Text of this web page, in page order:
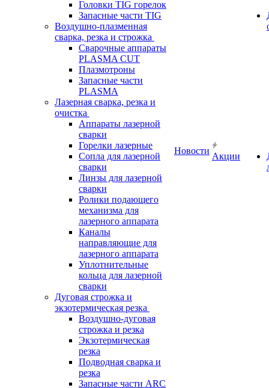
Головки TIG горелок
Запасные части TIG
Воздушно-плазменная
сварка, резка и строжка
Сварочные аппараты
PLASMA CUT
Плазмотроны
Запасные части
PLASMA
Лазерная сварка, резка и
очистка
Аппараты лазерной
сварки
Горелки лазерные
Сопла для лазерной
сварки
Линзы для лазерной
сварки
Ролики подающего
механизма для
лазерного аппарата
Каналы
направляющие для
лазерного аппарата
Уплотнительные
кольца для лазерной
сварки
Дуговая строжка и
экзотермическая резка
Воздушно-дуговая
строжка и резка
Экзотермическая
резка
Подводная сварка и
резка
Запасные части ARC
Новости
Акции